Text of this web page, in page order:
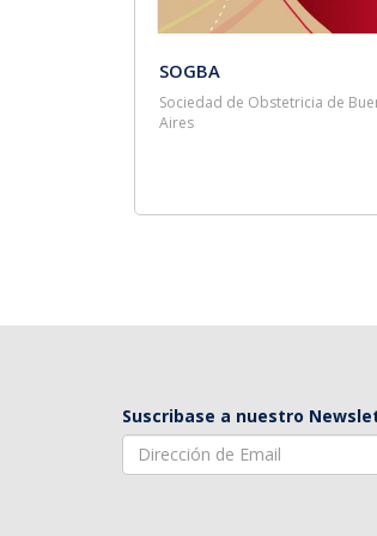
SOGBA
Sociedad de Obstetricia de
Aires
Suscribase a nuestro